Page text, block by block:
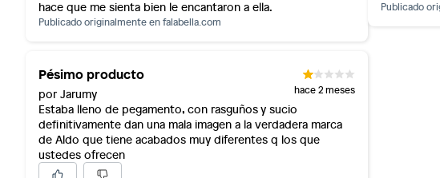
hace que me sienta bien le encantaron a ella.
Publicado originalmente enfalabella.com
Pésimo producto
por Jarumy hace 2 meses
Estaba lleno de pegamento, con rasguños y sucio
definitivamente dan una mala imagen a la verdadera marca
de Aldo que tiene acabados muy diferentes q los que
ustedes ofrecen
Publicado